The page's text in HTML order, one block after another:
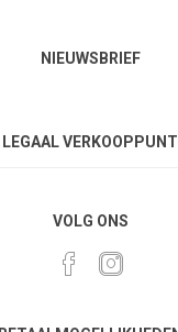
NIEUWSBRIEF
LEGAAL VERKOOPPUNT
VOLG ONS